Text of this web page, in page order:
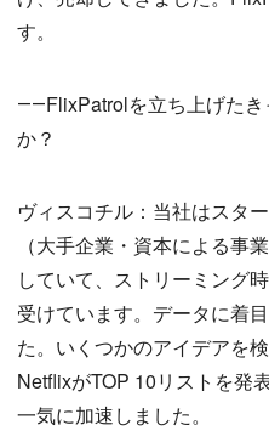
す。
――FlixPatrolを立ち上げたき
か？
ヴィスコチル：当社はスタ
（大手企業・資本による事
していて、ストリーミング
受けています。データに着
た。いくつかのアイデアを
NetflixがTOP 10リストを発
一気に加速しました。